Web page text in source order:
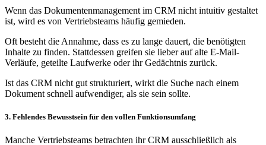
Wenn das Dokumentenmanagement im CRM nicht intuitiv gestaltet
ist, wird es von Vertriebsteams häufig gemieden.
Oft besteht die Annahme, dass es zu lange dauert, die benötigten
Inhalte zu finden. Stattdessen greifen sie lieber auf alte E-Mail-
Verläufe, geteilte Laufwerke oder ihr Gedächtnis zurück.
Ist das CRM nicht gut strukturiert, wirkt die Suche nach einem
Dokument schnell aufwendiger, als sie sein sollte.
3. Fehlendes Bewusstsein für den vollen Funktionsumfang
Manche Vertriebsteams betrachten ihr CRM ausschließlich als